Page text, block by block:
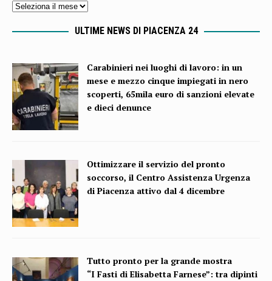
ULTIME NEWS DI PIACENZA 24
Carabinieri nei luoghi di lavoro: in un
mese e mezzo cinque impiegati in nero
scoperti, 65mila euro di sanzioni elevate
e dieci denunce
Ottimizzare il servizio del pronto
soccorso, il Centro Assistenza Urgenza
di Piacenza attivo dal 4 dicembre
Tutto pronto per la grande mostra
“I Fasti di Elisabetta Farnese”: tra dipinti